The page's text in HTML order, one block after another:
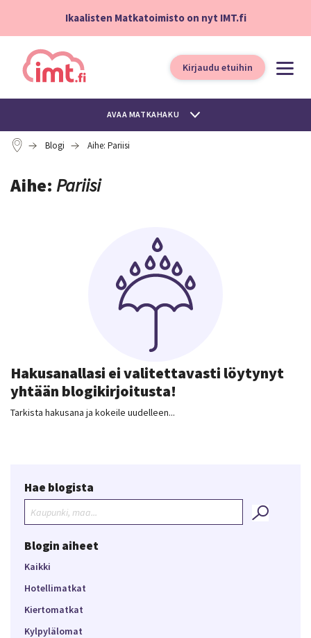
Ikaalisten Matkatoimisto on nyt IMT.fi
Kirjaudu etuihin
AVAA MATKAHAKU
Blogi Aihe: Pariisi
Aihe: Pariisi
Hakusanallasi ei valitettavasti löytynyt
yhtään blogikirjoitusta!
Tarkista hakusana ja kokeile uudelleen...
Hae blogista
Blogin aiheet
Kaikki
Hotellimatkat
Kiertomatkat
Kylpylälomat